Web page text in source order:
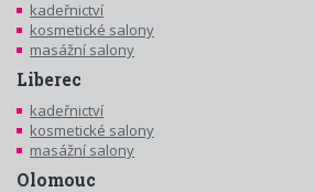
kadeřnictví
kosmetické salony
masážní salony
Liberec
kadeřnictví
kosmetické salony
masážní salony
Olomouc